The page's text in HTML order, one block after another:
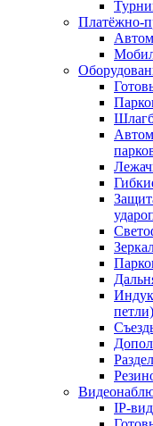
Платёжно-
петли)
IP-